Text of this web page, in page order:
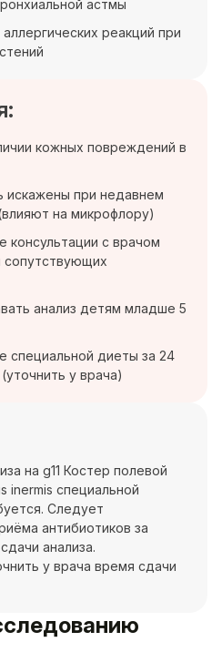
астмы
реакций при
кожных повреждений в
искажены при недавнем
на микрофлору)
консультации с врачом
сопутствующих
анализ детям младше 5
специальной диеты за 24
у врача)
на g11 Костер полевой
inermis специальной
Следует
антибиотиков за
анализа.
у врача время сдачи